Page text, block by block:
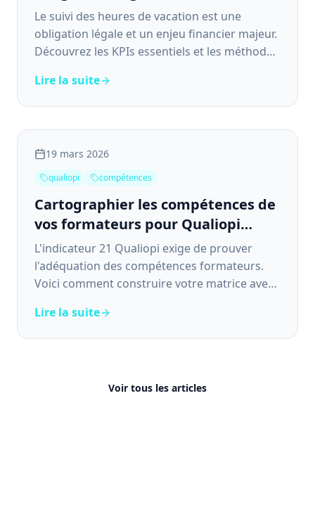
Le suivi des heures de vacation est une
obligation légale et un enjeu financier majeur.
Découvrez les KPIs essentiels et les méthodes
Lire la suite
19 mars 2026
qualiopi compétences
Cartographier les compétences de
vos formateurs pour Qualiopi
(Indicateur 21)
L'indicateur 21 Qualiopi exige de prouver
l'adéquation des compétences formateurs.
Voici comment construire votre matrice avec
Lire la suite
Voir tous les articles